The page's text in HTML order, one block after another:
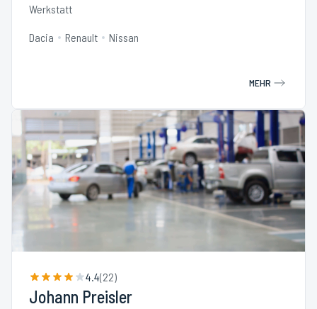
Werkstatt
Dacia Renault Nissan
MEHR
4.4(22)
Johann Preisler